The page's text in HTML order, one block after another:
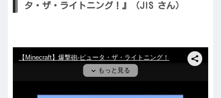
タ・ザ・ライトニング！』（JIS さん）